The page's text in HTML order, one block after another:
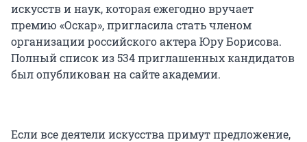
искусств и наук, которая ежегодно вручает
премию «Оскар», пригласила стать членом
организации российского актера Юру Борисова.
Полный список из 534 приглашенных кандидатов
был опубликован на сайте академии.
Если все деятели искусства примут предложение,